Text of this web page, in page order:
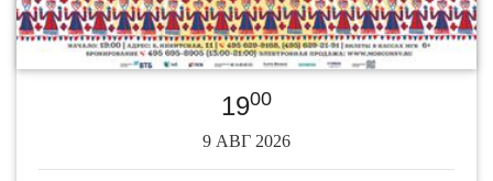
1900
9 АВГ 2026